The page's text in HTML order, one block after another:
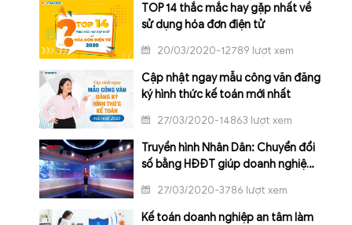
TOP 14 thắc mắc hay gặp nhất về
sử dụng hóa đơn điện tử
20/03/2020-12789 lượt xem
Cập nhật ngay mẫu công văn đăng
ký hình thức kế toán mới nhất
27/03/2020-14863 lượt xem
Truyền hình Nhân Dân: Chuyển đổi
số bằng HĐĐT giúp doanh nghiệp
27/03/2020-3786 lượt xem
Kế toán doanh nghiệp an tâm làm